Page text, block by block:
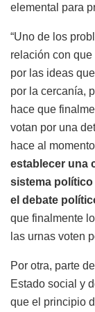
elemental para
“Uno de los
relación con
por las ideas
por la cercanía,
hace que
votan por una
hace al
establecer una
sistema político
el debate
que finalmente
las urnas voten
Por otra, parte
Estado social y
que el principio